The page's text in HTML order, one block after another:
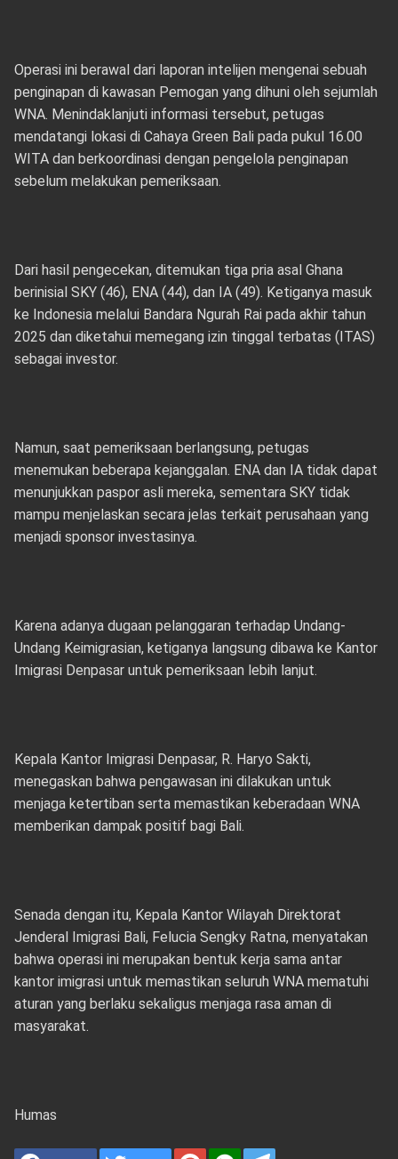
Operasi ini berawal dari laporan intelijen mengenai sebuah
penginapan di kawasan Pemogan yang dihuni oleh sejumlah
WNA. Menindaklanjuti informasi tersebut, petugas
mendatangi lokasi di Cahaya Green Bali pada pukul 16.00
WITA dan berkoordinasi dengan pengelola penginapan
sebelum melakukan pemeriksaan.
Dari hasil pengecekan, ditemukan tiga pria asal Ghana
berinisial SKY (46), ENA (44), dan IA (49). Ketiganya masuk
ke Indonesia melalui Bandara Ngurah Rai pada akhir tahun
2025 dan diketahui memegang izin tinggal terbatas (ITAS)
sebagai investor.
Namun, saat pemeriksaan berlangsung, petugas
menemukan beberapa kejanggalan. ENA dan IA tidak dapat
menunjukkan paspor asli mereka, sementara SKY tidak
mampu menjelaskan secara jelas terkait perusahaan yang
menjadi sponsor investasinya.
Karena adanya dugaan pelanggaran terhadap Undang-
Undang Keimigrasian, ketiganya langsung dibawa ke Kantor
Imigrasi Denpasar untuk pemeriksaan lebih lanjut.
Kepala Kantor Imigrasi Denpasar, R. Haryo Sakti,
menegaskan bahwa pengawasan ini dilakukan untuk
menjaga ketertiban serta memastikan keberadaan WNA
memberikan dampak positif bagi Bali.
Senada dengan itu, Kepala Kantor Wilayah Direktorat
Jenderal Imigrasi Bali, Felucia Sengky Ratna, menyatakan
bahwa operasi ini merupakan bentuk kerja sama antar
kantor imigrasi untuk memastikan seluruh WNA mematuhi
aturan yang berlaku sekaligus menjaga rasa aman di
masyarakat.
Humas